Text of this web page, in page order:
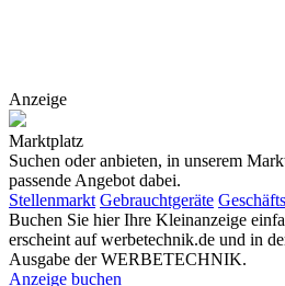
Anzeige
Marktplatz
Suchen oder anbieten, in unserem
passende Angebot dabei.
Stellenmarkt Gebrauchtgeräte
Buchen Sie hier Ihre Kleinanzeige
erscheint auf werbetechnik.de und in
Ausgabe der WERBETECHNIK.
Anzeige buchen